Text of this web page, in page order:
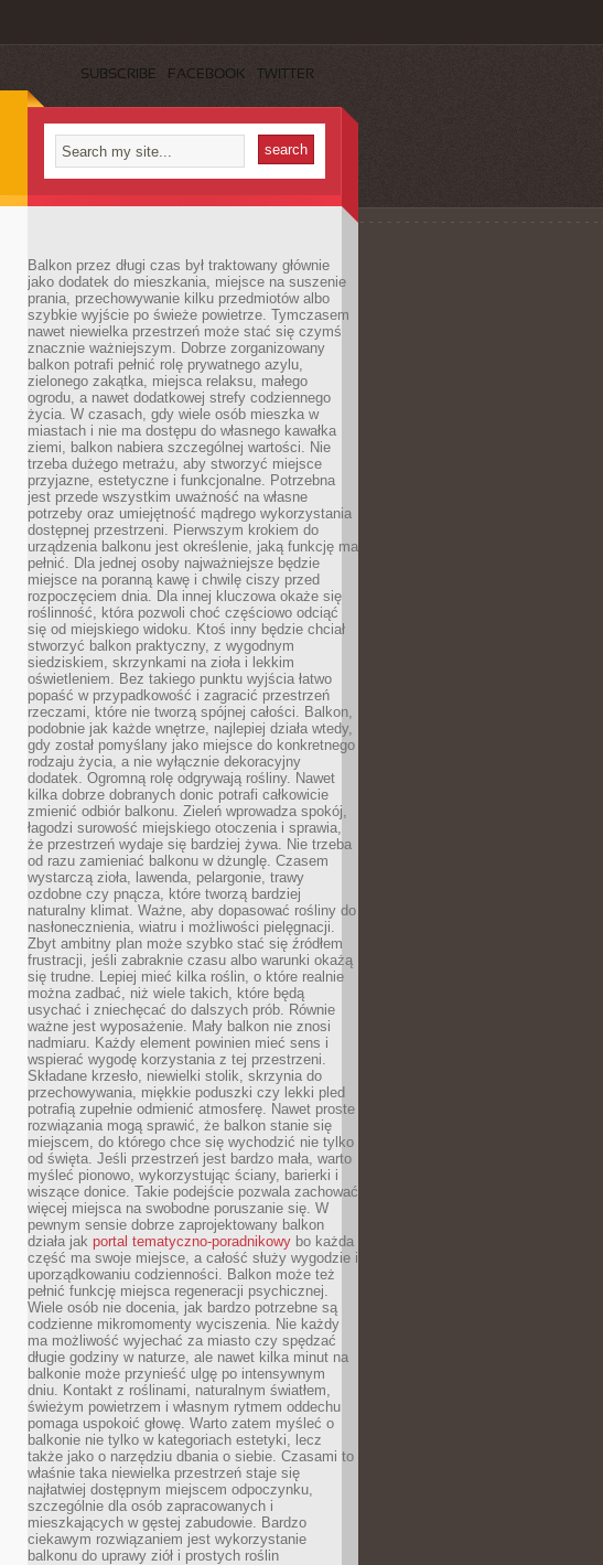
SUBSCRIBE FACEBOOK TWITTER
Balkon przez długi czas był traktowany głównie
jako dodatek do mieszkania, miejsce na suszenie
prania, przechowywanie kilku przedmiotów albo
szybkie wyjście po świeże powietrze. Tymczasem
nawet niewielka przestrzeń może stać się czymś
znacznie ważniejszym. Dobrze zorganizowany
balkon potrafi pełnić rolę prywatnego azylu,
zielonego zakątka, miejsca relaksu, małego
ogrodu, a nawet dodatkowej strefy codziennego
życia. W czasach, gdy wiele osób mieszka w
miastach i nie ma dostępu do własnego kawałka
ziemi, balkon nabiera szczególnej wartości. Nie
trzeba dużego metrażu, aby stworzyć miejsce
przyjazne, estetyczne i funkcjonalne. Potrzebna
jest przede wszystkim uważność na własne
potrzeby oraz umiejętność mądrego wykorzystania
dostępnej przestrzeni. Pierwszym krokiem do
urządzenia balkonu jest określenie, jaką funkcję ma
pełnić. Dla jednej osoby najważniejsze będzie
miejsce na poranną kawę i chwilę ciszy przed
rozpoczęciem dnia. Dla innej kluczowa okaże się
roślinność, która pozwoli choć częściowo odciąć
się od miejskiego widoku. Ktoś inny będzie chciał
stworzyć balkon praktyczny, z wygodnym
siedziskiem, skrzynkami na zioła i lekkim
oświetleniem. Bez takiego punktu wyjścia łatwo
popaść w przypadkowość i zagracić przestrzeń
rzeczami, które nie tworzą spójnej całości. Balkon,
podobnie jak każde wnętrze, najlepiej działa wtedy,
gdy został pomyślany jako miejsce do konkretnego
rodzaju życia, a nie wyłącznie dekoracyjny
dodatek. Ogromną rolę odgrywają rośliny. Nawet
kilka dobrze dobranych donic potrafi całkowicie
zmienić odbiór balkonu. Zieleń wprowadza spokój,
łagodzi surowość miejskiego otoczenia i sprawia,
że przestrzeń wydaje się bardziej żywa. Nie trzeba
od razu zamieniać balkonu w dżunglę. Czasem
wystarczą zioła, lawenda, pelargonie, trawy
ozdobne czy pnącza, które tworzą bardziej
naturalny klimat. Ważne, aby dopasować rośliny do
nasłonecznienia, wiatru i możliwości pielęgnacji.
Zbyt ambitny plan może szybko stać się źródłem
frustracji, jeśli zabraknie czasu albo warunki okażą
się trudne. Lepiej mieć kilka roślin, o które realnie
można zadbać, niż wiele takich, które będą
usychać i zniechęcać do dalszych prób. Równie
ważne jest wyposażenie. Mały balkon nie znosi
nadmiaru. Każdy element powinien mieć sens i
wspierać wygodę korzystania z tej przestrzeni.
Składane krzesło, niewielki stolik, skrzynia do
przechowywania, miękkie poduszki czy lekki pled
potrafią zupełnie odmienić atmosferę. Nawet proste
rozwiązania mogą sprawić, że balkon stanie się
miejscem, do którego chce się wychodzić nie tylko
od święta. Jeśli przestrzeń jest bardzo mała, warto
myśleć pionowo, wykorzystując ściany, barierki i
wiszące donice. Takie podejście pozwala zachować
więcej miejsca na swobodne poruszanie się. W
pewnym sensie dobrze zaprojektowany balkon
działa jak portal tematyczno-poradnikowy bo każda
część ma swoje miejsce, a całość służy wygodzie i
uporządkowaniu codzienności. Balkon może też
pełnić funkcję miejsca regeneracji psychicznej.
Wiele osób nie docenia, jak bardzo potrzebne są
codzienne mikromomenty wyciszenia. Nie każdy
ma możliwość wyjechać za miasto czy spędzać
długie godziny w naturze, ale nawet kilka minut na
balkonie może przynieść ulgę po intensywnym
dniu. Kontakt z roślinami, naturalnym światłem,
świeżym powietrzem i własnym rytmem oddechu
pomaga uspokoić głowę. Warto zatem myśleć o
balkonie nie tylko w kategoriach estetyki, lecz
także jako o narzędziu dbania o siebie. Czasami to
właśnie taka niewielka przestrzeń staje się
najłatwiej dostępnym miejscem odpoczynku,
szczególnie dla osób zapracowanych i
mieszkających w gęstej zabudowie. Bardzo
ciekawym rozwiązaniem jest wykorzystanie
balkonu do uprawy ziół i prostych roślin